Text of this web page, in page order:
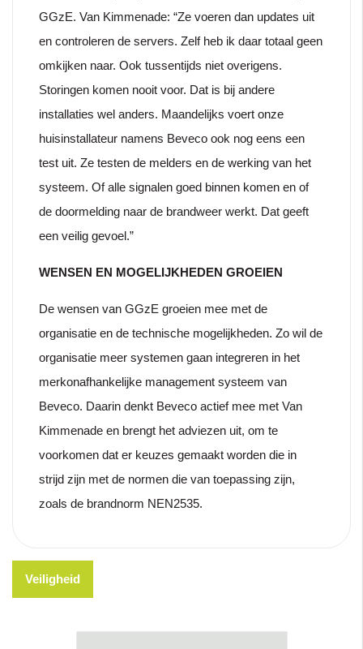
GGzE. Van Kimmenade: “Ze voeren dan updates uit
en controleren de servers. Zelf heb ik daar totaal geen
omkijken naar. Ook tussentijds niet overigens.
Storingen komen nooit voor. Dat is bij andere
installaties wel anders. Maandelijks voert onze
huisinstallateur namens Beveco ook nog eens een
test uit. Ze testen de melders en de werking van het
systeem. Of alle signalen goed binnen komen en of
de doormelding naar de brandweer werkt. Dat geeft
een veilig gevoel.”
WENSEN EN MOGELIJKHEDEN GROEIEN
De wensen van GGzE groeien mee met de
organisatie en de technische mogelijkheden. Zo wil de
organisatie meer systemen gaan integreren in het
merkonafhankelijke management systeem van
Beveco. Daarin denkt Beveco actief mee met Van
Kimmenade en brengt het adviezen uit, om te
voorkomen dat er keuzes gemaakt worden die in
strijd zijn met de normen die van toepassing zijn,
zoals de brandnorm NEN2535.
Veiligheid